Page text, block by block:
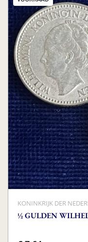
KONINKRIJK DER
½ GULDEN